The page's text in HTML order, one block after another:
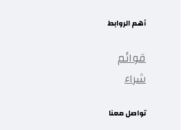
أهم الروابط
قوائم
شراء
تواصل معنا